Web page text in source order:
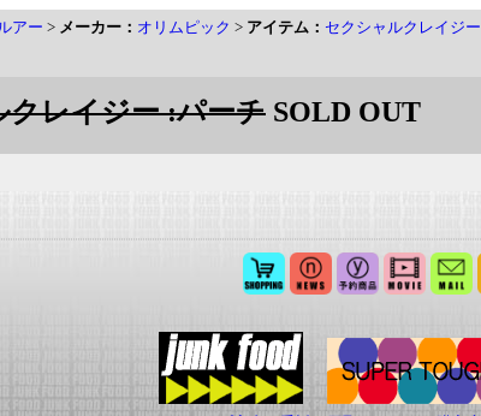
アー > メーカー： オリムピック > アイテム： セクシャルクレイジー
レイジー :パーチ SOLD OUT